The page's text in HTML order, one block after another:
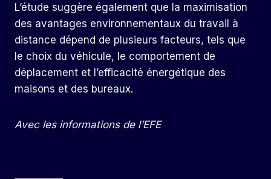
L’étude suggère également que la maximisation
des avantages environnementaux du travail à
distance dépend de plusieurs facteurs, tels que
le choix du véhicule, le comportement de
déplacement et l’efficacité énergétique des
maisons et des bureaux.
Avec les informations de l’EFE